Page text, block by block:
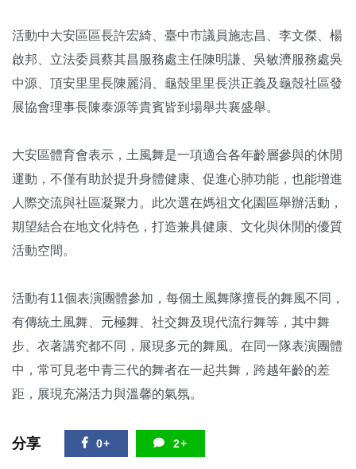
活動中大安區區長許宏綺、臺中市議員施志昌、李文傑、楊
啟邦、立法委員蔡其昌服務處主任陳明謙、吳敏濟服務處吳
中源、頂安里里長陳麗涓、龜殼里里長洪正義及龜殼社區發
展協會理事長陳泰源等貴賓皆到場舉共襄盛舉。
大安區體育會表示，土風舞是一項適合各年齡層參與的休閒
運動，不僅有助於提升身體健康、促進心肺功能，也能增進
人際交流與社區凝聚力。此次選在媽祖文化園區舉辦活動，
期望結合在地文化特色，打造兼具健康、文化與休閒的優質
活動空間。
活動有11個表演團體參加，每個土風舞隊擅長的舞風不同，
有傳統土風舞、元極舞、社交舞及現代流行舞等，其中舞
步、衣著講究都不同，展現多元的舞風。在同一隊表演團體
中，常可見老中青三代的舞者在一起共舞，跨越年齡的差
距，展現充滿活力與溫馨的氣氛。
分享 0+ 2+